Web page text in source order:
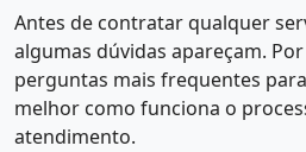
Antes de contratar qualquer
algumas dúvidas apareçam.
perguntas mais frequentes
melhor como funciona o
atendimento.